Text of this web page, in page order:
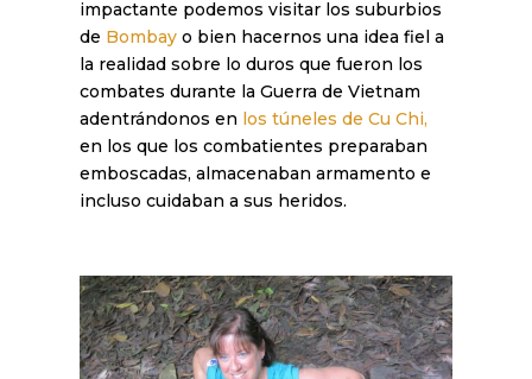
impactante podemos visitar los suburbios
de Bombay o bien hacernos una idea fiel a
la realidad sobre lo duros que fueron los
combates durante la Guerra de Vietnam
adentrándonos en los túneles de Cu Chi,
en los que los combatientes preparaban
emboscadas, almacenaban armamento e
incluso cuidaban a sus heridos.